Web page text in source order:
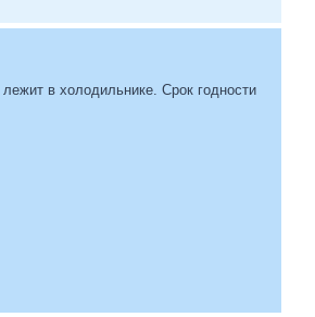
в холодильнике. Срок годности